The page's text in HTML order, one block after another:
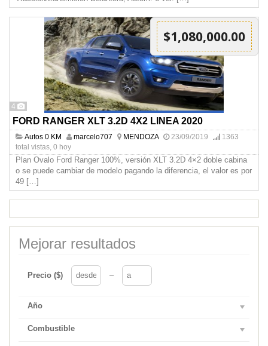
4
$1,080,000.00
FORD RANGER XLT 3.2D 4X2 LINEA 2020
Autos 0 KM marcelo707 MENDOZA 23/09/2019
1363
total vistas, 0 hoy
Plan Ovalo Ford Ranger 100%, versión XLT 3.2D 4×2 doble cabina
o se puede cambiar de modelo pagando la diferencia, el valor es por
49 […]
Mejorar resultados
Precio ($) –
Año
Combustible